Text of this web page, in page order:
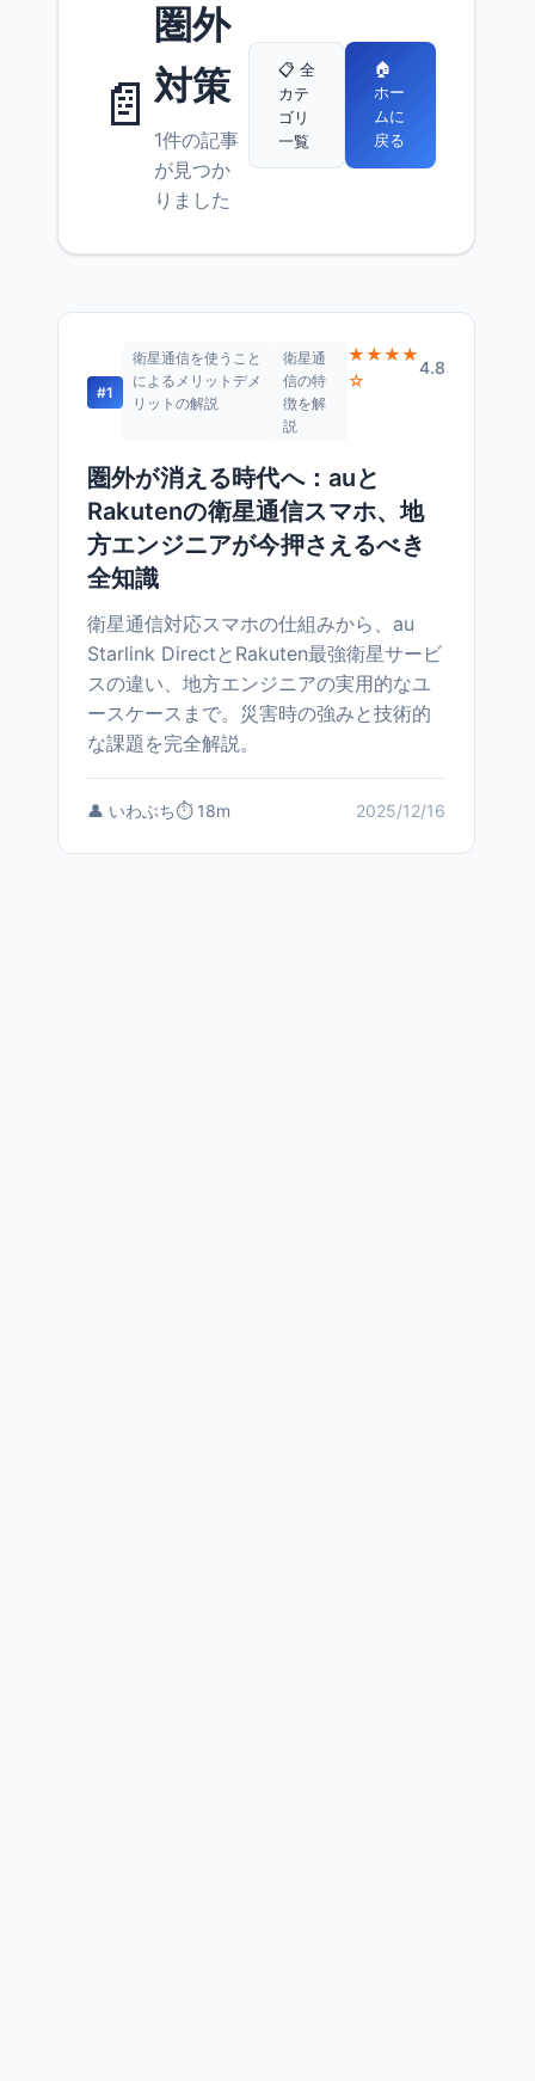
📄
圏外
対策
1件の記事
が見つか
りました
📋 全
カテ
ゴリ
一覧
🏠
ホー
ムに
戻る
#1
衛星通信を使うこと
によるメリットデメ
リットの解説
衛星通
信の特
徴を解
説
★★★★
☆
4.8
圏外が消える時代へ：auと
Rakutenの衛星通信スマホ、地
方エンジニアが今押さえるべき
全知識
衛星通信対応スマホの仕組みから、au
Starlink DirectとRakuten最強衛星サービ
スの違い、地方エンジニアの実用的なユ
ースケースまで。災害時の強みと技術的
な課題を完全解説。
👤 いわぶち⏱️ 18m 2025/12/16